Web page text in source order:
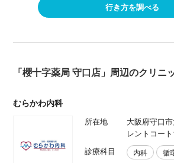
行き方を調べる
「櫻十字薬局 守口店」周辺のクリニ
むらかわ内科
所在地
大阪府守口
レントコー
診療科目
内科 循